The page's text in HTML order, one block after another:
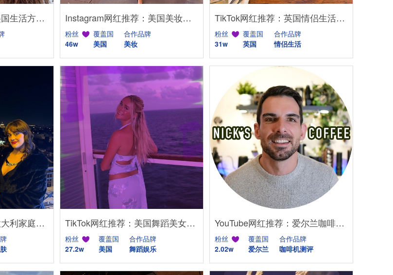
YouTube网红推荐：美国生活方式Vlog博主，200万粉家庭达人合作 Instagram网红推荐：美国美妆护肤博主，46万粉幽默科普达人合作
粉丝
46w
覆盖国
美国
合作品牌
美妆
TikTok网红推荐：英国情侣生活旅行博主，互动挑战达人合作
粉丝
31w
覆盖国
英国
合作品牌
情侣生活
YouTube网红推荐：意大利家庭生活美妆护肤尾部博主 TikTok网红推荐：美国舞蹈美女娱乐达人资源
粉丝
27.2w
覆盖国
美国
合作品牌
舞蹈娱乐
YouTube网红推荐：爱尔兰咖啡设备测评博主
粉丝
2.02w
覆盖国
爱尔兰
合作品牌
咖啡机测评